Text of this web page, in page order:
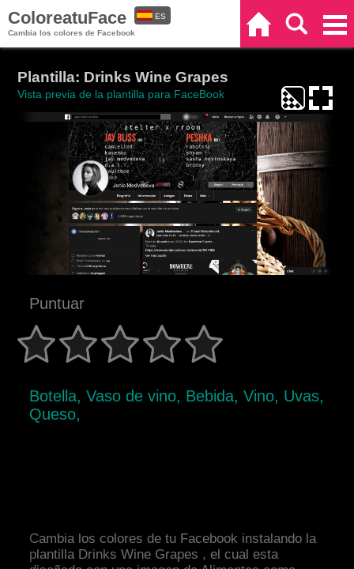
ColoreatuFace
Cambia los colores de Facebook
ES
Plantilla: Drinks Wine Grapes
Vista previa de la plantilla para FaceBook
Puntuar
Botella, Vaso de vino, Bebida, Vino, Uvas,
Queso,
Cambia los colores de tu Facebook instalando la
plantilla Drinks Wine Grapes , el cual esta